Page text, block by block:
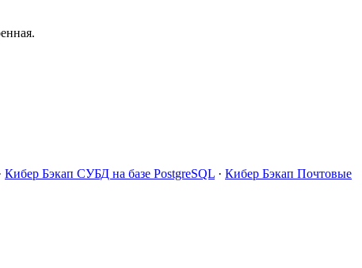
Кибер Бэкап СУБД на базе PostgreSQL · Кибер Бэкап Почтовые